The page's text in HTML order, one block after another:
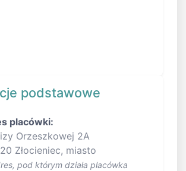
podstawowe
placówki:
Orzeszkowej 2A
Złocieniec, miasto
pod którym działa placówka